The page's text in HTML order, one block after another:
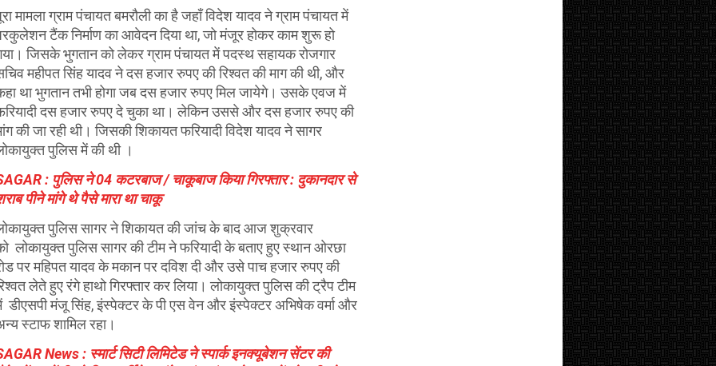
मामला ग्राम पंचायत बमरौली का है जहाँ विदेश यादव ने ग्राम पंचायत में
टैंक निर्माण का आवेदन दिया था, जो मंजूर होकर काम शुरू हो
जिसके भुगतान को लेकर ग्राम पंचायत में पदस्थ सहायक रोजगार
महीपत सिंह यादव ने दस हजार रुपए की रिश्वत की माग की थी, और
था भुगतान तभी होगा जब दस हजार रुपए मिल जायेगे। उसके एवज में
दस हजार रुपए दे चुका था। लेकिन उससे और दस हजार रुपए की
की जा रही थी। जिसकी शिकायत फरियादी विदेश यादव ने सागर
पुलिस में की थी ।
: पुलिस ने 04 कटरबाज / चाकूबाज किया गिरफ्तार : दुकानदार से
पीने मांगे थे पैसे मारा था चाकू
पुलिस सागर ने शिकायत की जांच के बाद आज शुक्रवार
लोकायुक्त पुलिस सागर की टीम ने फरियादी के बताए हुए स्थान ओरछा
पर महिपत यादव के मकान पर दविश दी और उसे पाच हजार रुपए की
लेते हुए रंगे हाथो गिरफ्तार कर लिया। लोकायुक्त पुलिस की ट्रैप टीम
डीएसपी मंजू सिंह, इंस्पेक्टरके पी एस वेन और इंस्पेक्टर अभिषेक वर्मा और
स्टाफ शामिल रहा।
News : स्मार्ट सिटी लिमिटेड ने स्पार्क इनक्यूबेशन सेंटर की